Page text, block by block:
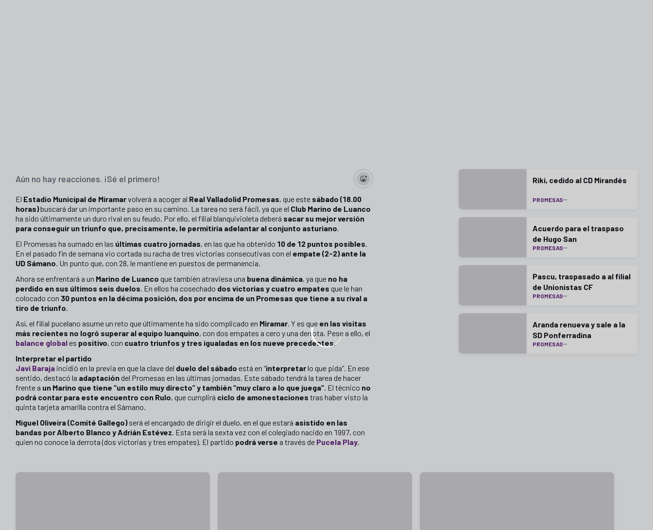
Aún no hay reacciones. ¡Sé el primero!
El Estadio Municipal de Miramarvolverá a acoger al Real Valladolid Promesas, que este sábado (18.00
horas)buscará dar un importante paso en su camino. La tarea no será fácil, ya que el Club Marino de Luanco
ha sido últimamente un duro rival en su feudo. Por ello, el filial blanquivioleta deberá sacar su mejor versión
para conseguir un triunfo que, precisamente, le permitiría adelantar al conjunto asturiano.
El Promesas ha sumado en las últimas cuatro jornadas, en las que ha obtenido 10 de 12 puntos posibles.
En el pasado fin de semana vio cortada su racha de tres victorias consecutivas con el empate (2-2) ante la
UD Sámano. Un punto que, con 28, le mantiene en puestos de permanencia.
Ahora se enfrentará a un Marino de Luanco que también atraviesa una buena dinámica, ya que no ha
perdido en sus últimos seis duelos. En ellos ha cosechado dos victorias y cuatro empates que le han
colocado con 30 puntos en la décima posición, dos por encima de un Promesas que tiene a su rival a
tiro de triunfo.
Así, el filial pucelano asume un reto que últimamente ha sido complicado en Miramar. Y es que en las visitas
más recientes no logró superar al equipo luanquino, con dos empates a cero y una derrota. Pese a ello, el
balance globales positivo, con cuatro triunfos y tres igualadas en los nueve precedentes.
Interpretar el partido
Javi Baraja incidió en la previa en que la clave del duelo del sábado está en “interpretarlo que pida”. En ese
sentido, destacó la adaptacióndel Promesas en las últimas jornadas. Este sábado tendrá la tarea de hacer
frente a un Marino que tiene “un estilo muy directo” y también “muy claro a lo que juega”. El técnico no
podrá contar para este encuentro con Rulo, que cumplirá ciclo de amonestaciones tras haber visto la
quinta tarjeta amarilla contra el Sámano.
Miguel Oliveira (Comité Gallego)será el encargado de dirigir el duelo, en el que estará asistido en las
bandas por Alberto Blanco y Adrián Estévez. Esta será la sexta vez con el colegiado nacido en 1997, con
quien no conoce la derrota (dos victorias y tres empates). El partido podrá verse a través de Pucela Play.
Riki, cedido al CD Mirandés
PROMESAS
Acuerdo para el traspaso
de Hugo San
PROMESAS
Pascu, traspasado a al filial
de Unionistas CF
PROMESAS
Aranda renueva y sale a la
SD Ponferradina
PROMESAS